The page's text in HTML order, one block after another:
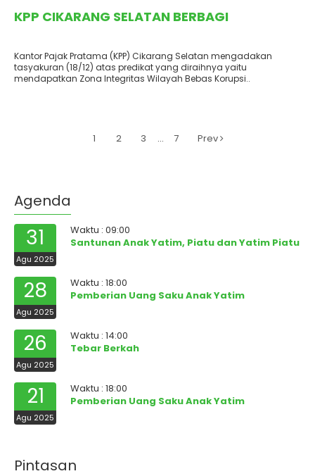
KPP CIKARANG SELATAN BERBAGI
Kantor Pajak Pratama (KPP) Cikarang Selatan mengadakan
tasyakuran (18/12) atas predikat yang diraihnya yaitu
mendapatkan Zona Integritas Wilayah Bebas Korupsi..
1 2 3 … 7 Prev
Agenda
31
Agu 2025
Waktu : 09:00
Santunan Anak Yatim, Piatu dan Yatim Piatu
28
Agu 2025
Waktu : 18:00
Pemberian Uang Saku Anak Yatim
26
Agu 2025
Waktu : 14:00
Tebar Berkah
21
Agu 2025
Waktu : 18:00
Pemberian Uang Saku Anak Yatim
Pintasan